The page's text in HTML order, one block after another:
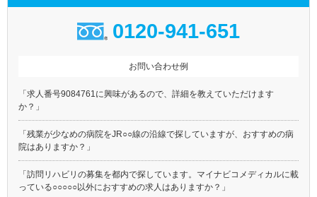
0120-941-651
お問い合わせ例
「求人番号9084761に興味があるので、詳細を教えていただけます
か？」
「残業が少なめの病院をJR○○線の沿線で探していますが、おすすめの病
院はありますか？」
「訪問リハビリの募集を都内で探しています。マイナビコメディカルに載
っている○○○○○以外におすすめの求人はありますか？」